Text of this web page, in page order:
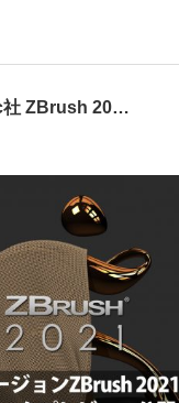
社 ZBrush 20…